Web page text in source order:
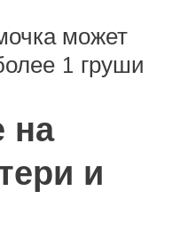
может
1 груши
на
и